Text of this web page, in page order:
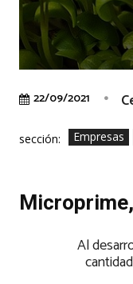
22/09/2021
sección: Empresas
Al